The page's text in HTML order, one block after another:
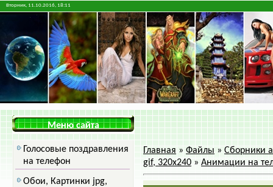
Вторник, 11.10.2016, 18:11
Меню сайта
Голосовые поздравления
на телефон
Обои, Картинки jpg,
Главная » Файлы » Сборники
gif, 320x240 » Анимации на